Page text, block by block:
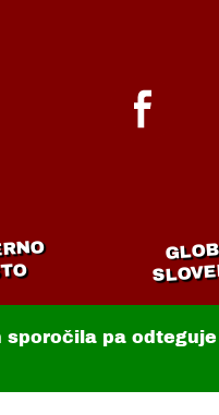
sporočila pa